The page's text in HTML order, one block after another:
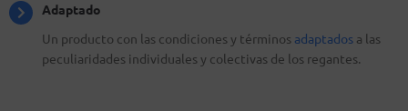
Adaptado
Un producto con las condiciones y términos adaptados a las
peculiaridades individuales y colectivas de los regantes.